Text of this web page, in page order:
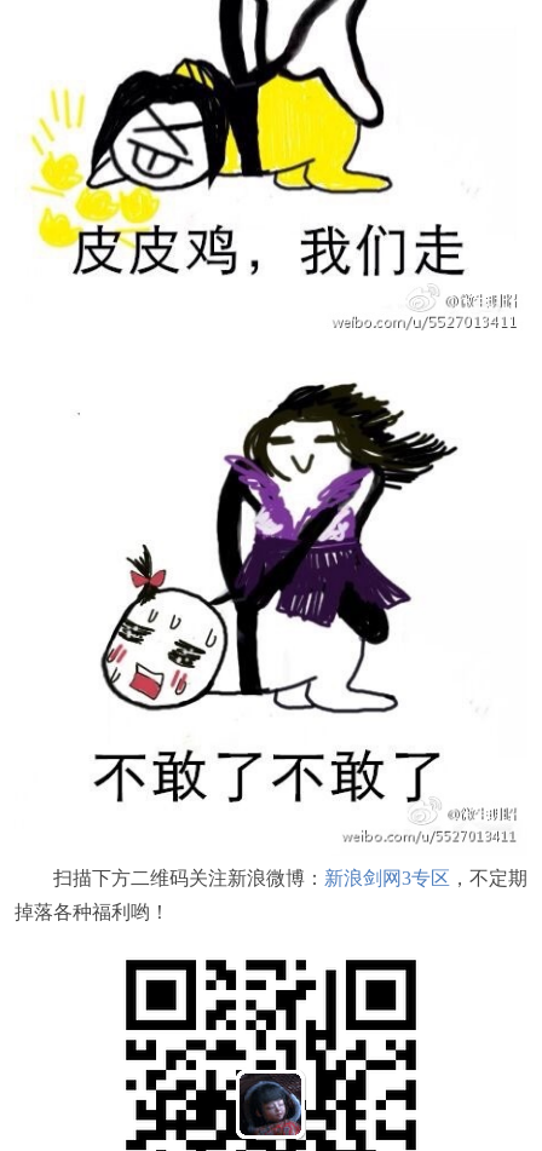
扫描下方二维码关注新浪微博： 新浪剑网3专区 ，不定期
掉落各种福利哟！